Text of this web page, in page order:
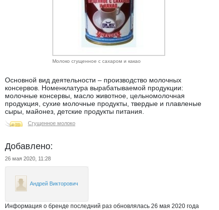
Молоко сгущенное с сахаром и какао
Основной вид деятельности – производство молочных
консервов. Номенклатура вырабатываемой продукции:
молочные консервы, масло животное, цельномолочная
продукция, сухие молочные продукты, твердые и плавленые
сыры, майонез, детские продукты питания.
Сгущенное молоко
Добавлено:
26 мая 2020, 11:28
Андрей Викторович
Информация о бренде последний раз обновлялась 26 мая 2020 года